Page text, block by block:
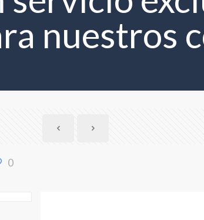
nuestros
0